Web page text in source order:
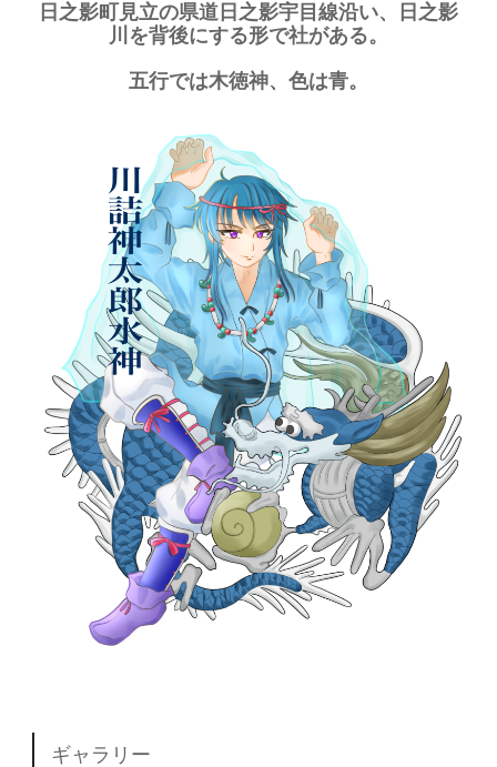
日之影町見立の県道日之影宇目線沿い、日之影
川を背後にする形で社がある。
五行では木徳神、色は青。
ギャラリー